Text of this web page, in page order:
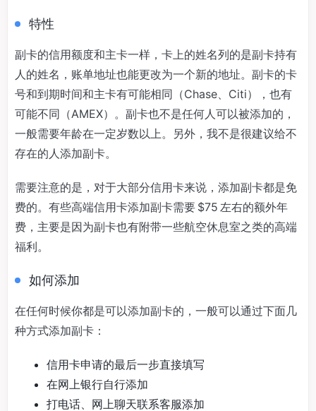
特性
副卡的信用额度和主卡一样，卡上的姓名列的是副卡持有
人的姓名，账单地址也能更改为一个新的地址。副卡的卡
号和到期时间和主卡有可能相同（Chase、Citi），也有
可能不同（AMEX）。副卡也不是任何人可以被添加的，
一般需要年龄在一定岁数以上。另外，我不是很建议给不
存在的人添加副卡。
需要注意的是，对于大部分信用卡来说，添加副卡都是免
费的。有些高端信用卡添加副卡需要 $75 左右的额外年
费，主要是因为副卡也有附带一些航空休息室之类的高端
福利。
如何添加
在任何时候你都是可以添加副卡的，一般可以通过下面几
种方式添加副卡：
信用卡申请的最后一步直接填写
在网上银行自行添加
打电话、网上聊天联系客服添加